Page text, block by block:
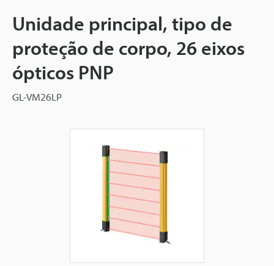
Unidade principal, tipo de
proteção de corpo, 26 eixos
ópticos PNP
GL-VM26LP